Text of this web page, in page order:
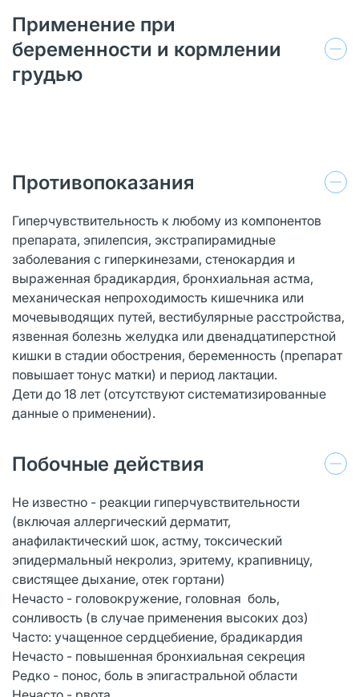
Применение при
беременности и кормлении
грудью
Противопоказания
Гиперчувствительность к любому из компонентов
препарата, эпилепсия, экстрапирамидные
заболевания с гиперкинезами, стенокардия и
выраженная брадикардия, бронхиальная астма,
механическая непроходимость кишечника или
мочевыводящих путей, вестибулярные расстройства,
язвенная болезнь желудка или двенадцатиперстной
кишки в стадии обострения, беременность (препарат
повышает тонус матки) и период лактации.
Дети до 18 лет (отсутствуют систематизированные
данные о применении).
Побочные действия
Не известно - реакции гиперчувствительности
(включая аллергический дерматит,
анафилактический шок, астму, токсический
эпидермальный некролиз, эритему, крапивницу,
свистящее дыхание, отек гортани)
Нечасто - головокружение, головная боль,
сонливость (в случае применения высоких доз)
Часто: учащенное сердцебиение, брадикардия
Нечасто - повышенная бронхиальная секреция
Редко - понос, боль в эпигастральной области